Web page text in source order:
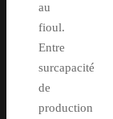
au
fioul.
Entre
surcapacité
de
production